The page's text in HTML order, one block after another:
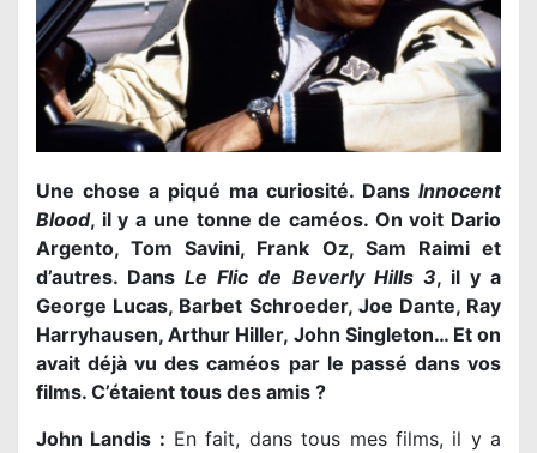
Une chose a piqué ma curiosité. Dans Innocent
Blood, il y a une tonne de caméos. On voit Dario
Argento, Tom Savini, Frank Oz, Sam Raimi et
d’autres. DansLe Flic de Beverly Hills 3, il y a
George Lucas, Barbet Schroeder, Joe Dante, Ray
Harryhausen, Arthur Hiller, John Singleton… Et on
avait déjà vu des caméos par le passé dans vos
films. C’étaient tous des amis ?
John Landis : En fait, dans tous mes films, il y a